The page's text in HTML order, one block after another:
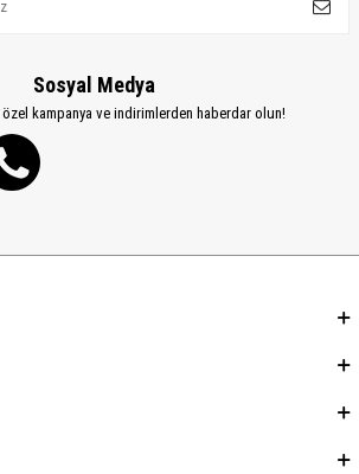
Sosyal Medya
özel kampanya ve indirimlerden haberdar olun!